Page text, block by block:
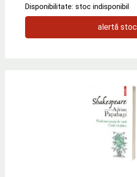
Disponibilitate: stoc indisponibil
alertă stoc